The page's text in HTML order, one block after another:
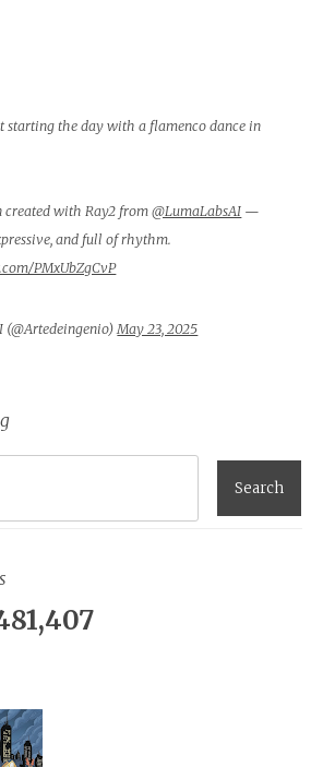
starting the day with a flamenco dance in
created with Ray2 from@LumaLabsAI —
and full of rhythm.
PMxUbZgCvP
(@Artedeingenio) May 23, 2025